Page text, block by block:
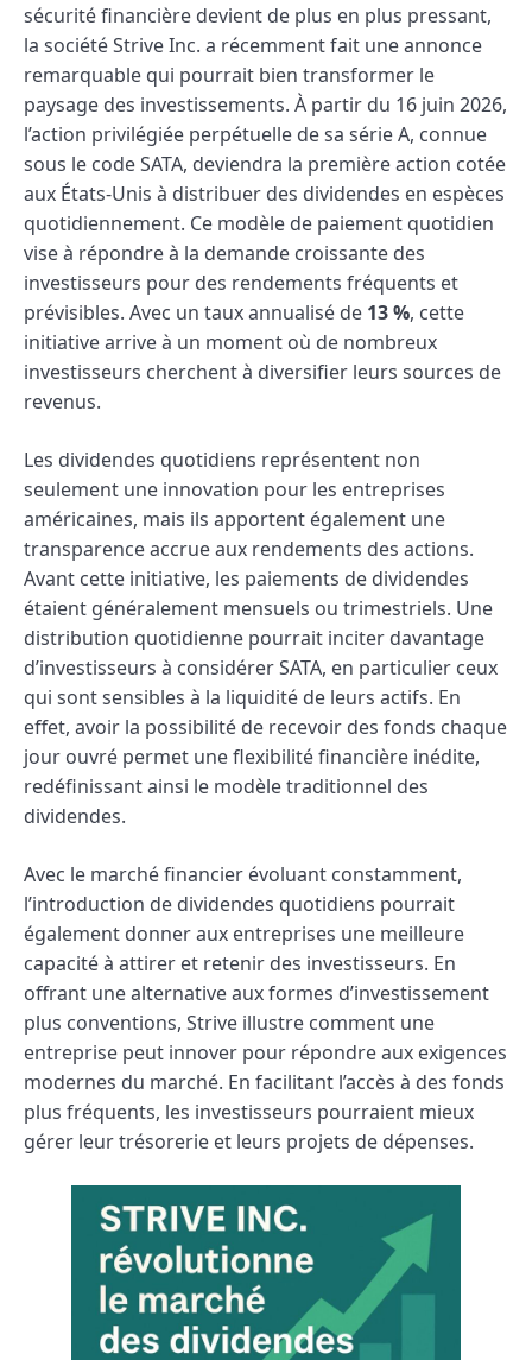
sécurité financière devient de plus en plus pressant,
la société Strive Inc. a récemment fait une annonce
remarquable qui pourrait bien transformer le
paysage des investissements. À partir du 16 juin 2026,
l’action privilégiée perpétuelle de sa série A, connue
sous le code SATA, deviendra la première action cotée
aux États-Unis à distribuer des dividendes en espèces
quotidiennement. Ce modèle de paiement quotidien
vise à répondre à la demande croissante des
investisseurs pour des rendements fréquents et
prévisibles. Avec un taux annualisé de 13 %, cette
initiative arrive à un moment où de nombreux
investisseurs cherchent à diversifier leurs sources de
revenus.
Les dividendes quotidiens représentent non
seulement une innovation pour les entreprises
américaines, mais ils apportent également une
transparence accrue aux rendements des actions.
Avant cette initiative, les paiements de dividendes
étaient généralement mensuels ou trimestriels. Une
distribution quotidienne pourrait inciter davantage
d’investisseurs à considérer SATA, en particulier ceux
qui sont sensibles à la liquidité de leurs actifs. En
effet, avoir la possibilité de recevoir des fonds chaque
jour ouvré permet une flexibilité financière inédite,
redéfinissant ainsi le modèle traditionnel des
dividendes.
Avec le marché financier évoluant constamment,
l’introduction de dividendes quotidiens pourrait
également donner aux entreprises une meilleure
capacité à attirer et retenir des investisseurs. En
offrant une alternative aux formes d’investissement
plus conventions, Strive illustre comment une
entreprise peut innover pour répondre aux exigences
modernes du marché. En facilitant l’accès à des fonds
plus fréquents, les investisseurs pourraient mieux
gérer leur trésorerie et leurs projets de dépenses.